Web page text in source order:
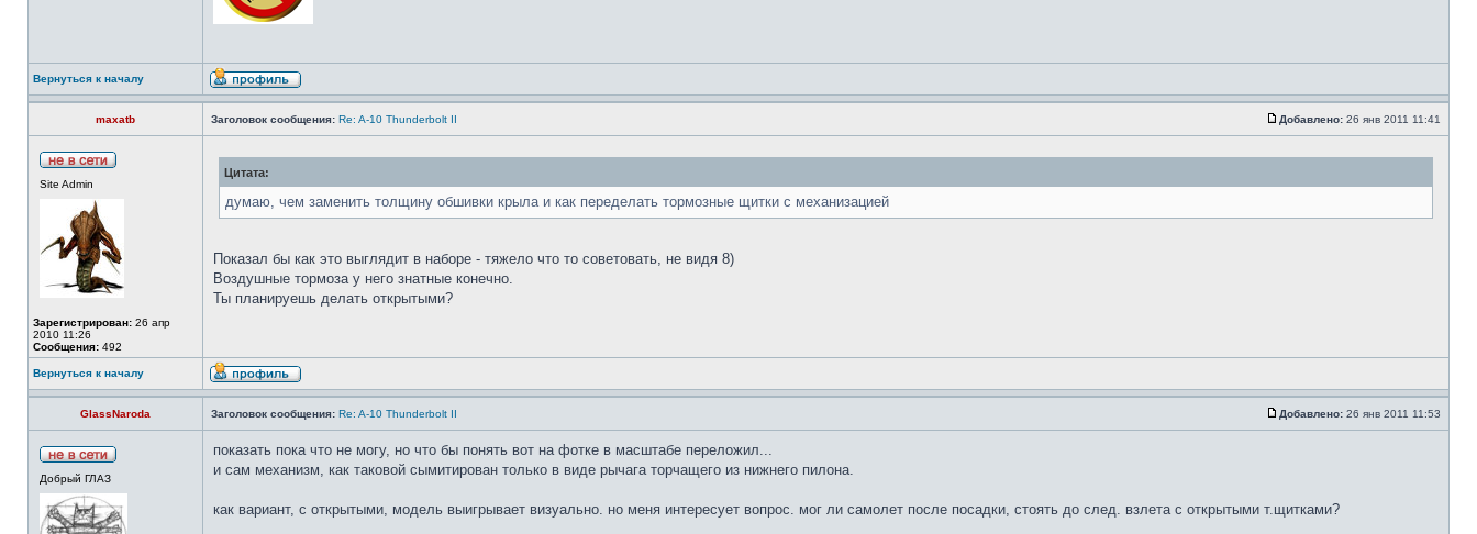
Вернуться к началу
maxatb Заголовок сообщения: Re: A-10 Thunderbolt II Добавлено: 26 янв 2011 11:41
Site Admin
Зарегистрирован: 26 апр
2010 11:26
Сообщения: 492
Цитата:
думаю, чем заменить толщину обшивки крыла и как переделать тормозные щитки с механизацией
Показал бы как это выглядит в наборе - тяжело что то советовать, не видя 8)
Воздушные тормоза у него знатные конечно.
Ты планируешь делать открытыми?
Вернуться к началу
GlassNaroda Заголовок сообщения: Re: A-10 Thunderbolt II Добавлено: 26 янв 2011 11:53
Добрый ГЛАЗ
показать пока что не могу, но что бы понять вот на фотке в масштабе переложил...
и сам механизм, как таковой сымитирован только в виде рычага торчащего из нижнего пилона.
как вариант, с открытыми, модель выигрывает визуально. но меня интересует вопрос. мог ли самолет после посадки, стоять до след. взлета с открытыми т.щитками?